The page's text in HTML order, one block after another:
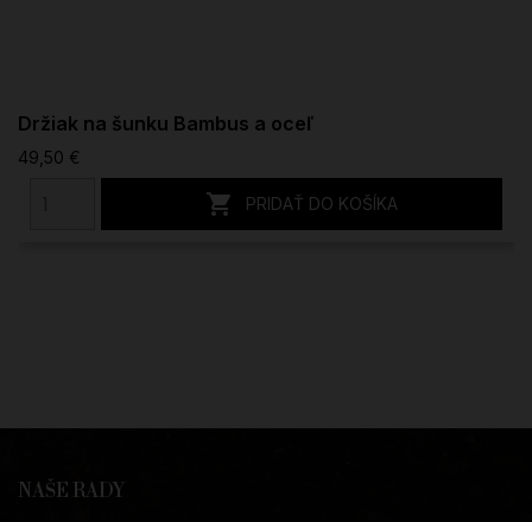
Držiak na šunku Bambus a oceľ
49,50 €
 PRIDAŤ DO KOŠÍKA
NAŠE RADY